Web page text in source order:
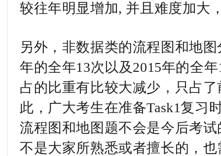
较往年明显增加, 并且难度加大
另外，非数据类的流程图和地
年的全年13次以及2015年的全
占的比重有比较大减少，只占
此，广大考生在准备Task1复习
流程图和地图题不会是今后考
不是大家所熟悉或者擅长的，